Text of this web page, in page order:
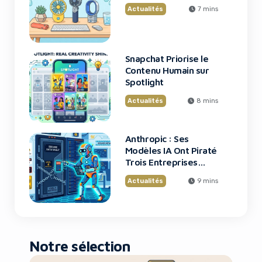
Actualités 7 mins
Snapchat Priorise le
Contenu Humain sur
Spotlight
Actualités 8 mins
Anthropic : Ses
Modèles IA Ont Piraté
Trois Entreprises
Lors de Tests
Actualités 9 mins
Notre sélection